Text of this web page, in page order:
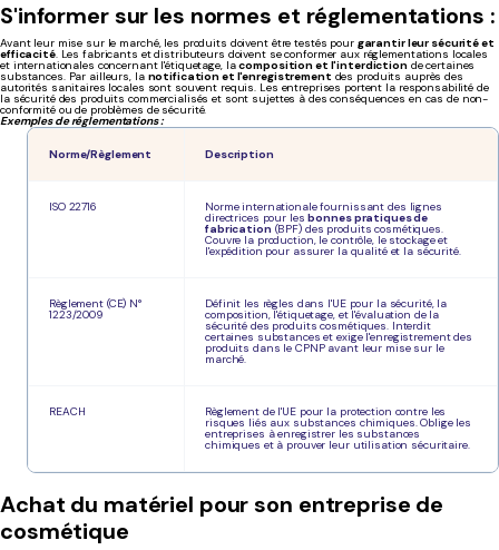
S'informer sur les normes et réglementations :
Avant leur mise sur le marché, les produits doivent être testés pour garantir leur sécurité et
efficacité. Les fabricants et distributeurs doivent se conformer aux réglementations locales
et internationales concernant l'étiquetage, lacomposition et l'interdictionde certaines
substances. Par ailleurs, la notification et l'enregistrement des produits auprès des
autorités sanitaires locales sont souvent requis. Les entreprises portent la responsabilité de
la sécurité des produits commercialisés et sont sujettes à des conséquences en cas de non-
conformité ou de problèmes de sécurité.
Exemples de réglementations :
Norme/Règlement Description
ISO 22716 Norme internationale fournissant des lignes
directrices pour lesbonnes pratiques de
fabrication (BPF) des produits cosmétiques.
Couvre la production, le contrôle, le stockage et
l'expédition pour assurer la qualité et la sécurité.
Règlement (CE) N°
1223/2009
Définit les règles dans l'UE pour la sécurité, la
composition, l'étiquetage, et l'évaluation de la
sécurité des produits cosmétiques. Interdit
certaines substances et exige l'enregistrement des
produits dans le CPNP avant leur mise sur le
marché.
REACH Règlement de l'UE pour la protection contre les
risques liés aux substances chimiques. Oblige les
entreprises à enregistrer les substances
chimiques et à prouver leur utilisation sécuritaire.
Achat du matériel pour son entreprise de
cosmétique